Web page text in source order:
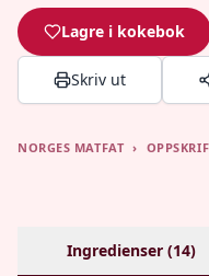
Lagre i kokebok
Skriv ut
NORGES MATFAT ›
Ingredienser (14)